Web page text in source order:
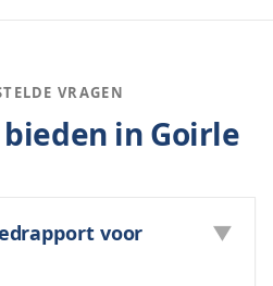
VRAGEN
in Goirle
voor
▼